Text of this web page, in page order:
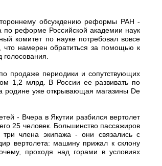
обсуждению реформы РАН -
по реформе Российской академии наук
комитет по науке потребовал вовсе
что намерен обратиться за помощью к
периодики и сопутствующих
1,2 млрд. В России ее развивать по
родине уже открывающая магазины De
- Вчера в Якутии разбился вертолет
25 человек. Большинство пассажиров
члена экипажа - они связались с
вертолета: машину прижал к склону
проходя над горами в условиях